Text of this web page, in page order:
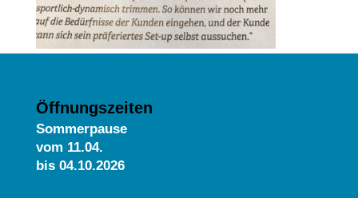
Öffnungszeiten
Sommerpause
vom 11.04.
bis 04.10.2026